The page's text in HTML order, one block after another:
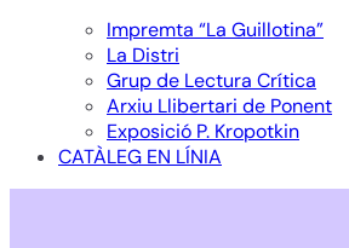
Impremta “La Guillotina”
La Distri
Grup de Lectura Crítica
Arxiu Llibertari de Ponent
Exposició P. Kropotkin
CATÀLEG EN LÍNIA